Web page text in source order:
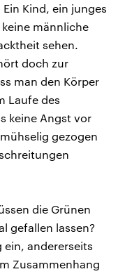
Kind, ein junges
männliche
sehen.
doch zur
man den Körper
Laufe des
keine Angst vor
gezogen
die Grünen
gefallen lassen?
ein, andererseits
Zusammenhang